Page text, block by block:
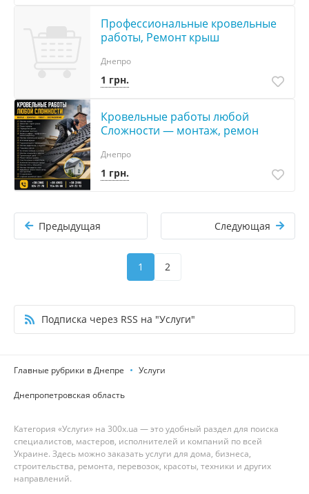
Профессиональные кровельные
работы, Ремонт крыш
1 грн.
Днепро
Кровельные работы любой
Сложности — монтаж, ремон
1 грн.
Днепро
Предыдущая Следующая
1 2
Подписка через RSS на "Услуги"
Главные рубрики в Днепре Услуги
Днепропетровская область
Категория «Услуги» на 300x.ua — это удобный раздел для поиска
специалистов, мастеров, исполнителей и компаний по всей
Украине. Здесь можно заказать услуги для дома, бизнеса,
строительства, ремонта, перевозок, красоты, техники и других
направлений.